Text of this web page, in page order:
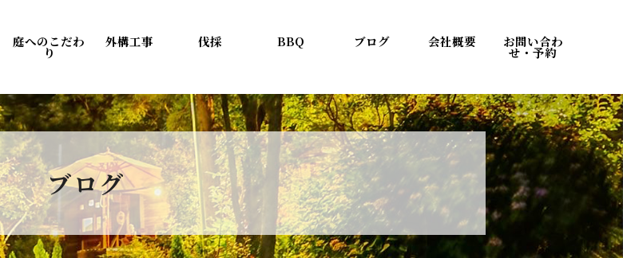
庭へのこだわ
り
外構工事 伐採 BBQ ブログ 会社概要 お問い合わ
せ・予約
ブログ